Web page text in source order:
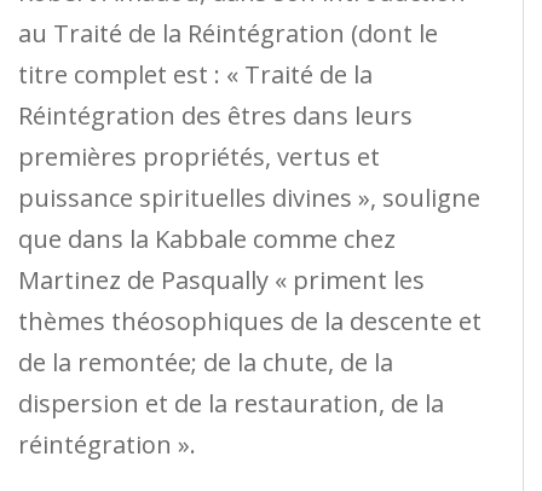
au Traité de la Réintégration (dont le
titre complet est : « Traité de la
Réintégration des êtres dans leurs
premières propriétés, vertus et
puissance spirituelles divines », souligne
que dans la Kabbale comme chez
Martinez de Pasqually « priment les
thèmes théosophiques de la descente et
de la remontée; de la chute, de la
dispersion et de la restauration, de la
réintégration ».